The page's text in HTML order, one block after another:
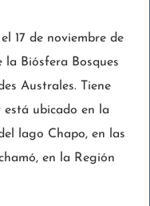
17 de noviembre de
la Biósfera Bosques
Australes. Tiene
está ubicado en la
lago Chapo, en las
en la Región